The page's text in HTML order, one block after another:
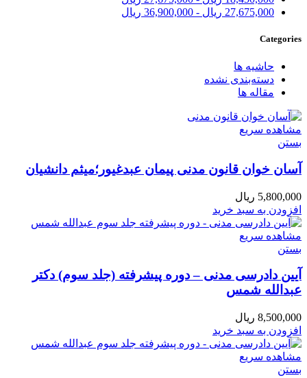
27,675,000 ریال -
36,900,000 ریال
Categories
حاشیه ها
دسته‌بندی نشده
مقاله ها
مشاهده سریع
بستن
آسان خوان قانون مدنی پیمان عبدغیور؛میثم دانشیان
5,800,000 ریال
افزودن به سبد خرید
مشاهده سریع
بستن
آیین دادرسی مدنی – دوره پیشرفته (جلد سوم) دکتر
عبدالله شمس
8,500,000 ریال
افزودن به سبد خرید
مشاهده سریع
بستن